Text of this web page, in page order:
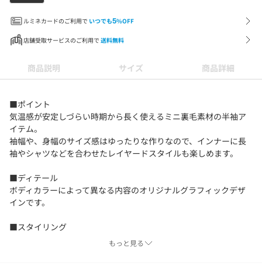
ルミネカードのご利用で いつでも5%OFF
店舗受取サービスのご利用で 送料無料
商品説明 サイズ 商品詳細
■ポイント
気温感が安定しづらい時期から長く使えるミニ裏毛素材の半袖ア
イテム。
袖幅や、身幅のサイズ感はゆったりな作りなので、インナーに長
袖やシャツなどを合わせたレイヤードスタイルも楽しめます。
■ディテール
ボディカラーによって異なる内容のオリジナルグラフィックデザ
インです。
■スタイリング
ボトムのサイズ感を選ばない丁度良い丈感とシルエットです。
もっと見る